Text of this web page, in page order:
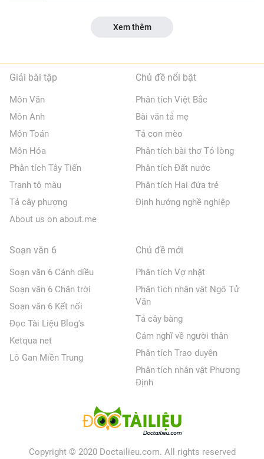
Xem thêm
Giải bài tập
Môn Văn
Môn Anh
Môn Toán
Môn Hóa
Phân tích Tây Tiến
Tranh tô màu
Tả cây phượng
About us on about.me
Chủ đề nổi bật
Phân tích Việt Bắc
Bài văn tả mẹ
Tả con mèo
Phân tích bài thơ Tỏ lòng
Phân tích Đất nước
Phân tích Hai đứa trẻ
Định hướng nghề nghiệp
Soạn văn 6
Soạn văn 6 Cánh diều
Soạn văn 6 Chân trời
Soạn văn 6 Kết nối
Đọc Tài Liệu Blog's
Ketqua net
Lô Gan Miền Trung
Chủ đề mới
Phân tích Vợ nhặt
Phân tích nhân vật Ngô Tử
Văn
Tả cây bàng
Cảm nghĩ về người thân
Phân tích Trao duyên
Phân tích nhân vật Phương
Định
Copyright © 2020 Doctailieu.com. All rights reserved